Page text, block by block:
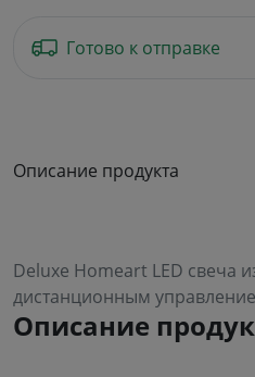
Готово к отправке
Описание продукта
Deluxe Homeart LED свеча
дистанционным
Описание